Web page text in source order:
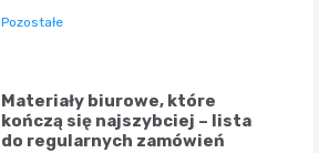
Pozostałe
Materiały biurowe, które
kończą się najszybciej – lista
do regularnych zamówień